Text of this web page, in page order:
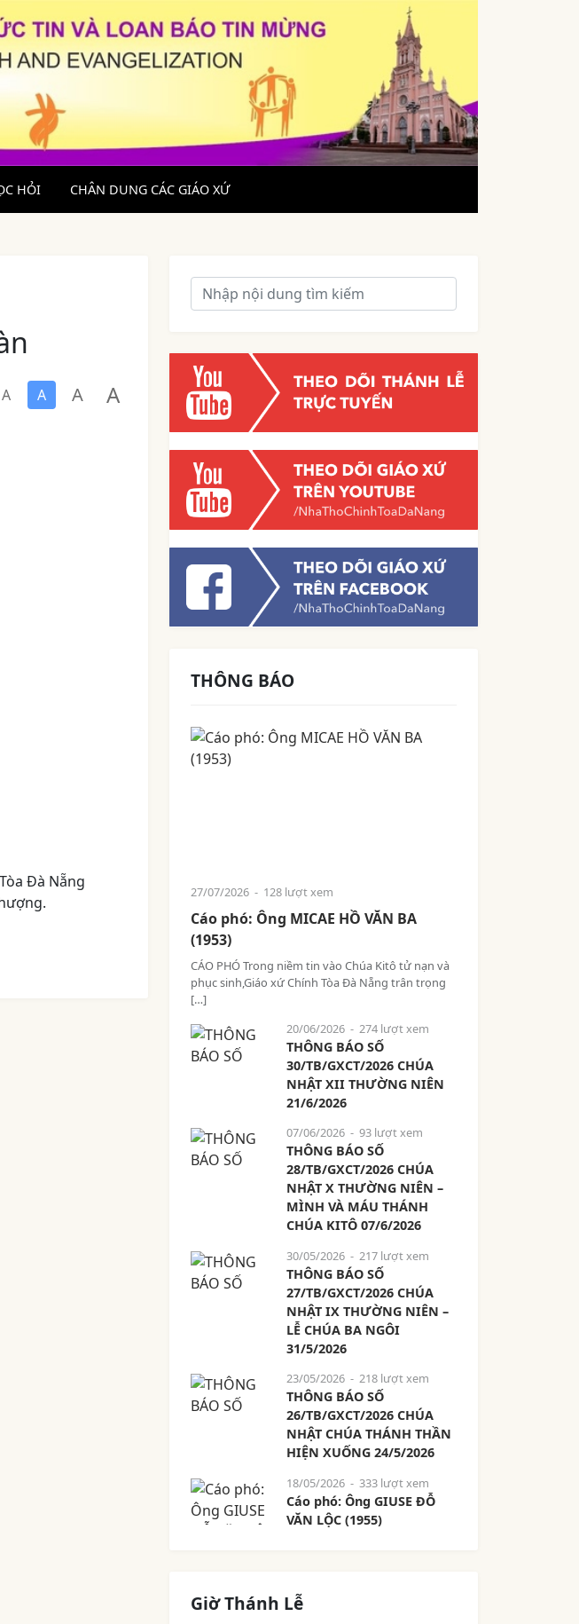
HỎI CHÂN DUNG CÁC GIÁO XỨ
A A A A
Đà Nẵng
THÔNG BÁO
27/07/2026 - 128 lượt xem
Cáo phó: Ông MICAE HỒ VĂN BA
(1953)
CÁO PHÓ Trong niềm tin vào Chúa Kitô tử nạn và
phục sinh,Giáo xứ Chính Tòa Đà Nẵng trân trọng
[…]
20/06/2026- 274 lượt xem
THÔNG BÁO SỐ
30/TB/GXCT/2026 CHÚA
NHẬT XII THƯỜNG NIÊN
21/6/2026
07/06/2026- 93 lượt xem
THÔNG BÁO SỐ
28/TB/GXCT/2026 CHÚA
NHẬT X THƯỜNG NIÊN –
MÌNH VÀ MÁU THÁNH
CHÚA KITÔ 07/6/2026
30/05/2026- 217 lượt xem
THÔNG BÁO SỐ
27/TB/GXCT/2026 CHÚA
NHẬT IX THƯỜNG NIÊN –
LỄ CHÚA BA NGÔI
31/5/2026
23/05/2026- 218 lượt xem
THÔNG BÁO SỐ
26/TB/GXCT/2026 CHÚA
NHẬT CHÚA THÁNH THẦN
HIỆN XUỐNG 24/5/2026
18/05/2026- 333 lượt xem
Cáo phó: Ông GIUSE ĐỖ
VĂN LỘC (1955)
Giờ Thánh Lễ